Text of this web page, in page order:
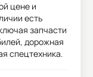
цене и
есть
запчасти
дорожная
спецтехника.